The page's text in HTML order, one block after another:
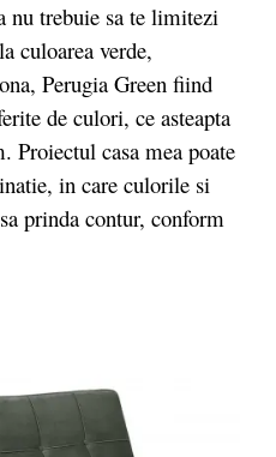
nu trebuie sa te limitezi
culoarea verde,
Perugia Green fiind
de culori, ce asteapta
Proiectul casa mea poate
in care culorile si
prinda contur, conform